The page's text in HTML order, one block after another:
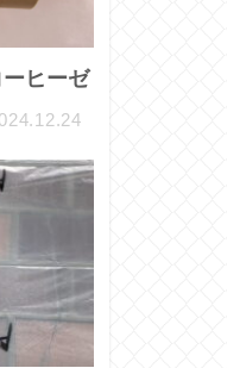
ヒーゼ